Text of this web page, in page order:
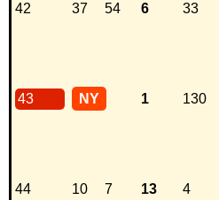
42 37 54 6 33
43 NY 1 130
44 10 7 13 4